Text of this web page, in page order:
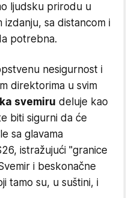
ljudsku prirodu u
izdanju, sa distancom i
potrebna.
nesigurnost i
direktorima u svim
svemiru deluje kao
biti sigurni da će
sa glavama
istražujući "granice
i beskonačne
tamo su, u suštini, i